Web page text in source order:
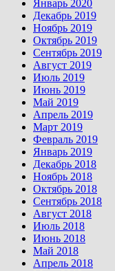
Январь 2020
Декабрь 2019
Ноябрь 2019
Октябрь 2019
Сентябрь 2019
Август 2019
Июль 2019
Июнь 2019
Май 2019
Апрель 2019
Март 2019
Февраль 2019
Январь 2019
Декабрь 2018
Ноябрь 2018
Октябрь 2018
Сентябрь 2018
Август 2018
Июль 2018
Июнь 2018
Май 2018
Апрель 2018